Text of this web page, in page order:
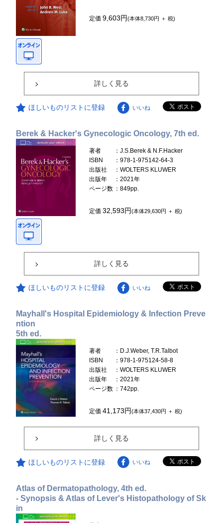
定価9,603円(本体8,730円 ＋ 税)
詳しく見る
ほしいものリストに登録 いいね
Berek & Hacker's Gynecologic Oncology, 7th ed.
著者
：J.S.Berek & N.F.Hacker
ISBN
：978-1-975142-64-3
出版社
：WOLTERS KLUWER
出版年
：2021年
ページ数 ：849pp.
定価32,593円(本体29,630円 ＋ 税)
詳しく見る
ほしいものリストに登録 いいね
Mayhall's Hospital Epidemiology & Infection Preve
ntion
5th ed.
著者
：D.J.Weber, T.R.Talbot
ISBN
：978-1-975124-58-8
出版社
：WOLTERS KLUWER
出版年
：2021年
ページ数 ：742pp.
定価41,173円(本体37,430円 ＋ 税)
詳しく見る
ほしいものリストに登録 いいね
Atlas of Dermatopathology, 4th ed.
- Synopsis & Atlas of Lever's Histopathology of Sk
in